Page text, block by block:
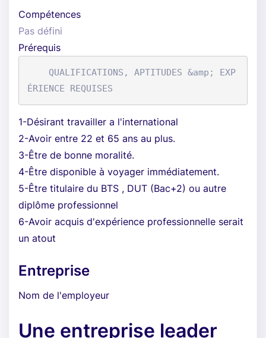
Compétences
Pas défini
Prérequis
1-Désirant travailler a l'international
2-Avoir entre 22 et 65 ans au plus.
3-Être de bonne moralité.
4-Être disponible à voyager immédiatement.
5-Être titulaire du BTS , DUT (Bac+2) ou autre
diplôme professionnel
6-Avoir acquis d'expérience professionnelle serait
un atout
Entreprise
Nom de l'employeur
Une entreprise leader